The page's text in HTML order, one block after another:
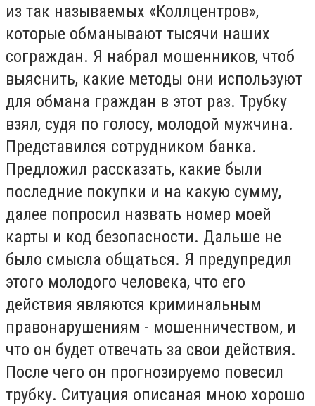
из так называемых «Коллцентров»,
которые обманывают тысячи наших
сограждан. Я набрал мошенников, чтоб
выяснить, какие методы они используют
для обмана граждан в этот раз. Трубку
взял, судя по голосу, молодой мужчина.
Представился сотрудником банка.
Предложил рассказать, какие были
последние покупки и на какую сумму,
далее попросил назвать номер моей
карты и код безопасности. Дальше не
было смысла общаться. Я предупредил
этого молодого человека, что его
действия являются криминальным
правонарушениям - мошенничеством, и
что он будет отвечать за свои действия.
После чего он прогнозируемо повесил
трубку. Ситуация описаная мною хорошо